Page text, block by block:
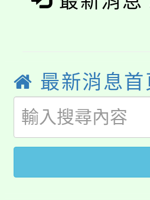
代理(課)教
「2026金
生本土語
代理(課)教
公告本校
代理(課)教
轉知中國
《TA101
轉知苗栗
桃園市115
最新消息首